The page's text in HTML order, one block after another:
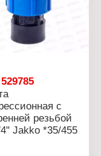
529785
с
резьбой
Jakko *35/455